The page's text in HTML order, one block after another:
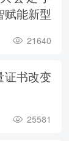
能新型
21640
证书改变
25581